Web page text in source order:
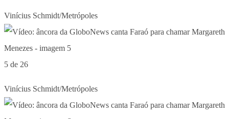
Vinícius Schmidt/Metrópoles
5 de 26
Vinícius Schmidt/Metrópoles